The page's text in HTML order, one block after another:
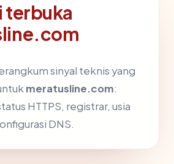
terbuka
sinyal teknis yang
meratusline.com:
HTTPS, registrar, usia
DNS.